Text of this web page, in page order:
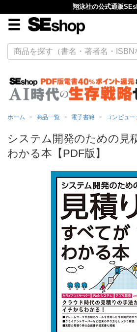
翔泳社の公式通販
ホーム 商品一覧 電子書籍 コンピュー
システム開発のための見
わかる本【PDF版】